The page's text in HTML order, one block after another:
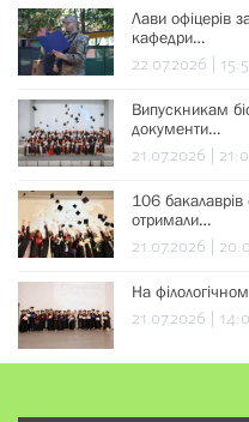
Лави офіцерів
кафедри…
22.07.2026 |
Випускникам
документи…
21.07.2026 |
106 бакалаврів
отримали…
21.07.2026 |
На
21.07.2026 |